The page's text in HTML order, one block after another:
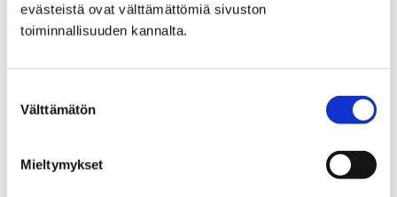
evästeistä ovat välttämättömiä sivuston
toiminnallisuuden kannalta.
valinta
Välttämätön
Mieltymykset
Ilona Koivisto, +358 44 701 9491
ilona.koivisto(at)edupori.fi
Minna Seppä, +358 44 701 4170,